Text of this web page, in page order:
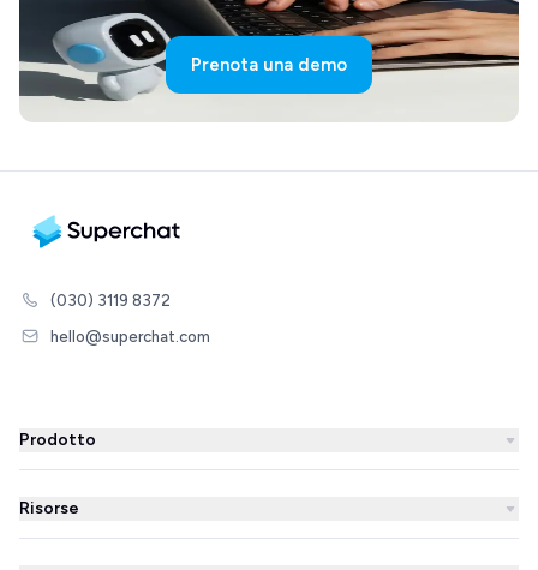
Prenota una demo
(030) 3119 8372
hello@superchat.com
Prodotto
WhatsApp Business
Newsletter di WhatsApp
Risorse
Superchat Rewind '25